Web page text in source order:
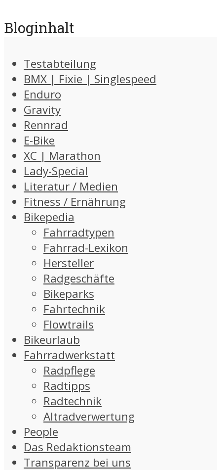
Bloginhalt
Testabteilung
BMX | Fixie | Singlespeed
Enduro
Gravity
Rennrad
E-Bike
XC | Marathon
Lady-Special
Literatur / Medien
Fitness / Ernährung
Bikepedia
Fahrradtypen
Fahrrad-Lexikon
Hersteller
Radgeschäfte
Bikeparks
Fahrtechnik
Flowtrails
Bikeurlaub
Fahrradwerkstatt
Radpflege
Radtipps
Radtechnik
Altradverwertung
People
Das Redaktionsteam
Transparenz bei uns